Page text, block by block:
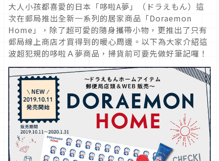
大人小孩都喜愛的日本「哆啦A夢」（ドラえもん）這
次在郵局推出全新一系列的居家商品「Doraemon
Home」，除了超可愛的隨身攜帶小物，更推出了只有
郵局線上商店才買得到的暖心周邊。以下為大家介紹這
波超犯規的哆啦Ａ夢商品，掃貨前可要先做好筆記囉！